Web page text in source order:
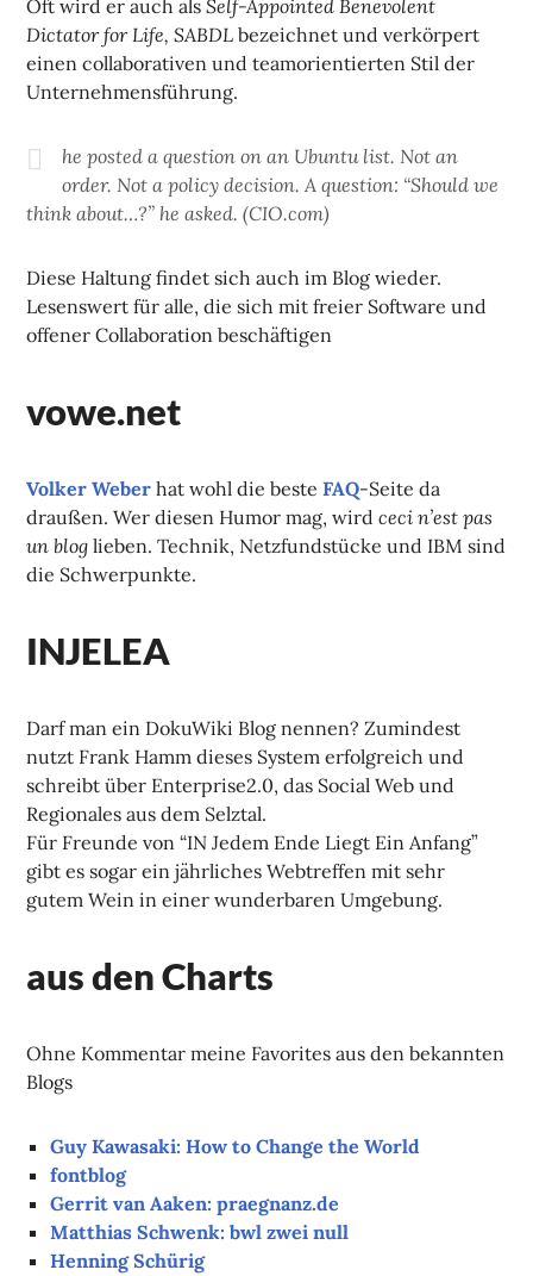
Oft wird er auch alsSelf-Appointed Benevolent
Dictator for Life, SABDLbezeichnet und verkörpert
einen collaborativen und teamorientierten Stil der
Unternehmensführung.
he posted a question on an Ubuntu list. Not an
order. Not a policy decision. A question: “Should we
think about…?” he asked. (CIO.com)
Diese Haltung findet sich auch im Blog wieder.
Lesenswert für alle, die sich mit freier Software und
offener Collaboration beschäftigen
vowe.net
Volker Weber hat wohl die besteFAQ-Seite da
draußen. Wer diesen Humor mag, wirdceci n’est pas
un blog lieben. Technik, Netzfundstücke und IBM sind
die Schwerpunkte.
INJELEA
Darf man ein DokuWiki Blog nennen? Zumindest
nutzt Frank Hamm dieses System erfolgreich und
schreibt über Enterprise2.0, das Social Web und
Regionales aus dem Selztal.
Für Freunde von “IN Jedem Ende Liegt Ein Anfang”
gibt es sogar ein jährliches Webtreffen mit sehr
gutem Wein in einer wunderbaren Umgebung.
aus den Charts
Ohne Kommentar meine Favorites aus den bekannten
Blogs
Guy Kawasaki: How to Change the World
fontblog
Gerrit van Aaken: praegnanz.de
Matthias Schwenk: bwl zwei null
Henning Schürig